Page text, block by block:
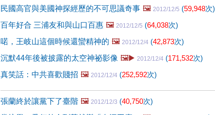
民國高官與美國神探經歷的不可思議奇事 🖼️ 2012/12/5 (59,948次)
百年好合 三浦友和與山口百惠 🖼️ 2012/12/5 (64,038次)
喏，王岐山這個時候還蠻精神的 🖼️ 2012/12/4 (42,873次)
沉默44年後被披露的太空神祕影像 🖼️▶️ 2012/12/4 (171,532次)
真笑話：中共喜歡賤招 🖼️ 2012/12/4 (252,592次)
張蘭終於讓黨下了臺階 🖼️ 2012/12/3 (40,750次)